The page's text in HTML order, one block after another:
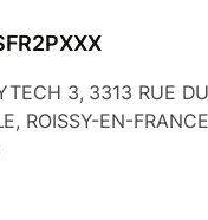
3, 3313 RUE DU
ROISSY-EN-